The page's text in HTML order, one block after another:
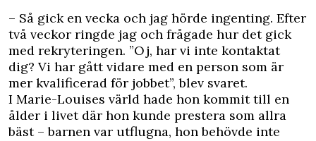
– Så gick en vecka och jag hörde ingenting. Efter
två veckor ringde jag och frågade hur det gick
med rekryteringen. ”Oj, har vi inte kontaktat
dig? Vi har gått vidare med en person som är
mer kvalificerad för ­jobbet”, blev svaret.
I Marie-Louises värld hade hon kommit till en
ålder i livet där hon kunde prestera som allra
bäst – barnen var utflugna, hon ­behövde inte